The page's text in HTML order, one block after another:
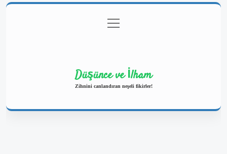
Gizlilik Politikası
menüyü
aç
Düşünce ve İlham
Zihnini canlandıran neşeli fikirler!